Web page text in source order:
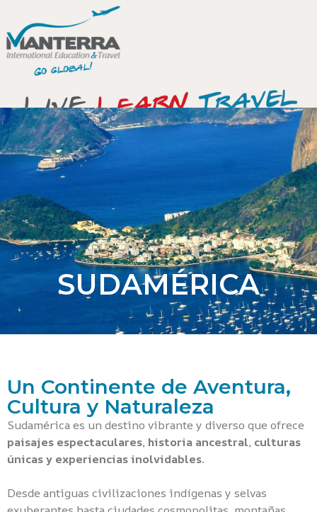
SUDAMÉRICA
Un Continente de Aventura,
Cultura y Naturaleza
Sudamérica es un destino vibrante y diverso que ofrece
paisajes espectaculares, historia ancestral, culturas
únicas y experiencias inolvidables.
Desde antiguas civilizaciones indígenas y selvas